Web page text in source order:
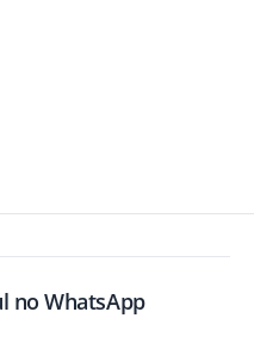
no WhatsApp